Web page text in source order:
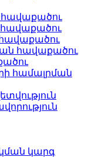
հավաքածու
համալրման
կարգ